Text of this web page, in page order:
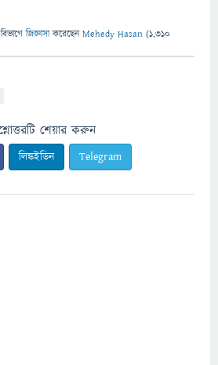
জিজ্ঞাসাকরেছেনMehedy Hasan (1,310
শেয়ার করুন
লিঙ্কইডিন Telegram